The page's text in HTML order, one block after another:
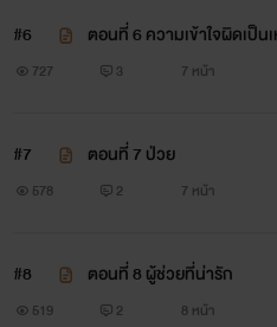
￼
วรรณนิดา ดาราวงศ์(ดาห
ครอบครอง เขาให้เป็นของเธอ
เธอแล้ว
ภาพทั้งหมดเป็นเพียงแค่น
ได้อรรถรสในการอ่าน ไม่มีเจตนาใ
#6 ตอนที่ 6 ความเข้าใจผิดเ
727 3 7 หน้า
#7 ตอนที่ 7 ป่วย
578 2 7 หน้า
#8 ตอนที่ 8 ผู้ช่วยที่น่ารัก
519 2 8 หน้า